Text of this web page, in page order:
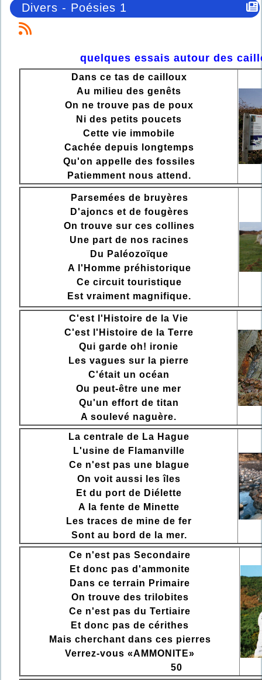
Divers - Poésies 1
quelques essais autour des
Dans ce tas de cailloux
Au milieu des genêts
On ne trouve pas de poux
Ni des petits poucets
Cette vie immobile
Cachée depuis longtemps
Qu'on appelle des fossiles
Patiemment nous attend.
Parsemées de bruyères
D'ajoncs et de fougères
On trouve sur ces collines
Une part de nos racines
Du Paléozoïque
A l'Homme préhistorique
Ce circuit touristique
Est vraiment magnifique.
C'est l'Histoire de la Vie
C'est l'Histoire de la Terre
Qui garde oh! ironie
Les vagues sur la pierre
C'était un océan
Ou peut-être une mer
Qu'un effort de titan
A soulevé naguère.
La centrale de La Hague
L'usine de Flamanville
Ce n'est pas une blague
On voit aussi les îles
Et du port de Diélette
A la fente de Minette
Les traces de mine de fer
Sont au bord de la mer.
Ce n'est pas Secondaire
Et donc pas d'ammonite
Dans ce terrain Primaire
On trouve des trilobites
Ce n'est pas du Tertiaire
Et donc pas de cérithes
Mais cherchant dans ces pierres
Verrez-vous «AMMONITE»
50